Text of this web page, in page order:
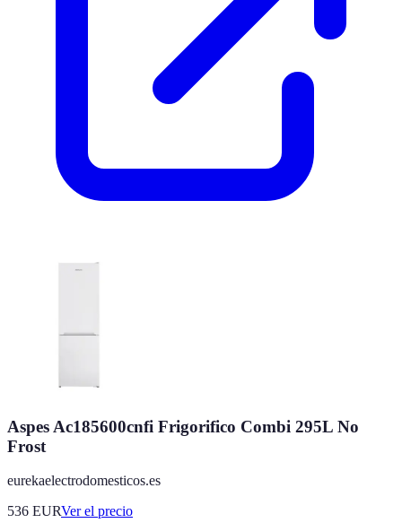
Aspes Ac185600cnfi Frigorifico Combi 295L No
Frost
eurekaelectrodomesticos.es
536 EURVer el precio